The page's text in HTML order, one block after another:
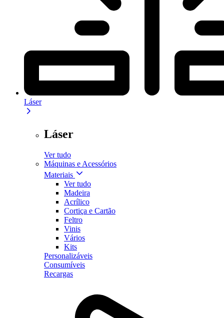
Láser
Láser
Ver tudo
Máquinas e Acessórios
Materiais
Ver tudo
Madeira
Acrílico
Cortiça e Cartão
Feltro
Vinis
Vários
Kits
Personalizáveis
Consumíveis
Recargas